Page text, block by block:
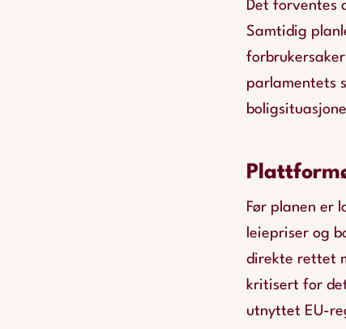
Det forventes
Samtidig
parlamentets
Før planen er
leiepriser og
direkte rettet
kritisert for
utnyttet EU-